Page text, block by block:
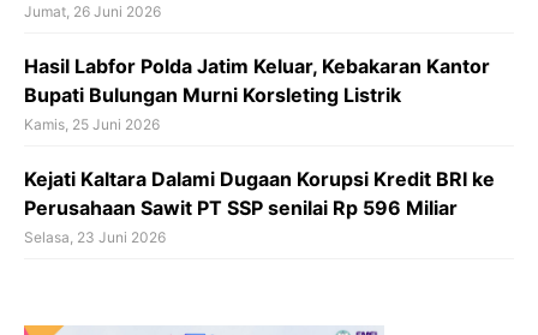
Jumat, 26 Juni 2026
‎Hasil Labfor Polda Jatim Keluar, Kebakaran Kantor
Bupati Bulungan Murni Korsleting Listrik
Kamis, 25 Juni 2026
Kejati Kaltara Dalami Dugaan Korupsi Kredit BRI ke
Perusahaan Sawit PT SSP senilai Rp 596 Miliar
Selasa, 23 Juni 2026